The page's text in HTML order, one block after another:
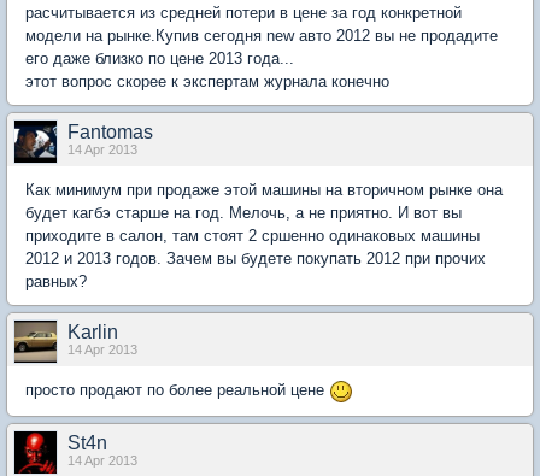
расчитывается из средней потери в цене за год конкретной
модели на рынке.Купив сегодня new авто 2012 вы не продадите
его даже близко по цене 2013 года...
этот вопрос скорее к экспертам журнала конечно
Fantomas
14 Apr 2013
Как минимум при продаже этой машины на вторичном рынке она
будет кагбэ старше на год. Мелочь, а не приятно. И вот вы
приходите в салон, там стоят 2 сршенно одинаковых машины
2012 и 2013 годов. Зачем вы будете покупать 2012 при прочих
равных?
Karlin
14 Apr 2013
просто продают по более реальной цене
St4n
14 Apr 2013